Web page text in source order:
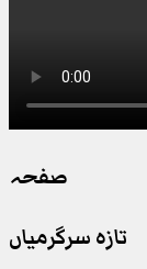
صفحہ
تازہ سرگرمیاں